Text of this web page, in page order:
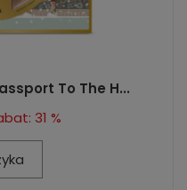
To The H...
31 %